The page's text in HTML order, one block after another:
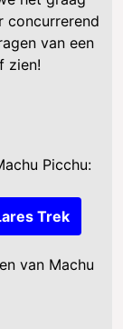
concurrerend
van een
zien!
Picchu:
Trek
van Machu